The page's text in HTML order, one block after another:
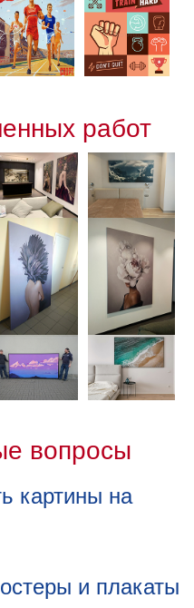
работ
вопросы
картины на
и плакаты